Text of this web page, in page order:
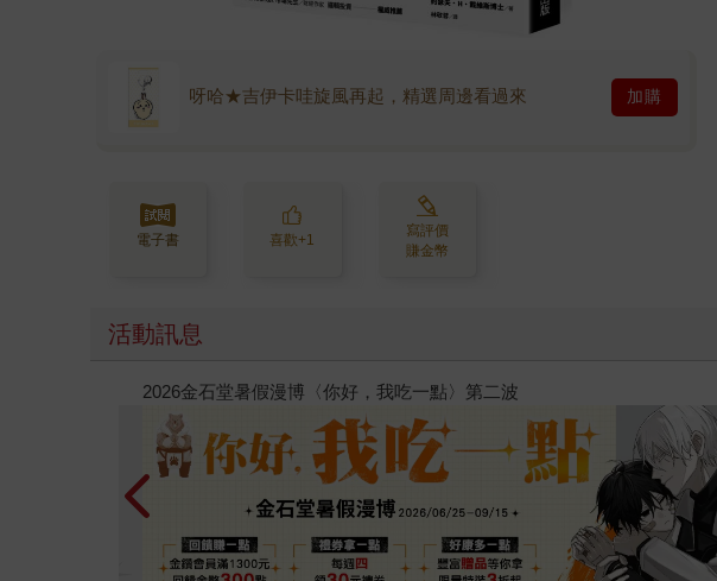
呀哈★吉伊卡哇旋風再起，精選周邊看過來 加購
電子書 喜歡+1
寫評價
賺金幣
活動訊息
春光ｘ奇幻基地｜全書系展